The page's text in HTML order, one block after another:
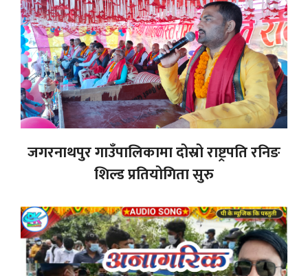
जगरनाथपुर गाउँपालिकामा दोस्रो राष्ट्रपति रनिङ
शिल्ड प्रतियोगिता सुरु